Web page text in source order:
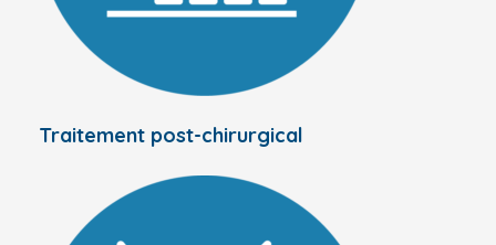
Traitement post-chirurgical